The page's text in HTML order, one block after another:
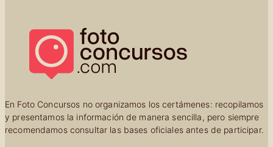
En Foto Concursos no organizamos los certámenes: recopilamos
y presentamos la información de manera sencilla, pero siempre
recomendamos consultar las bases oficiales antes de participar.